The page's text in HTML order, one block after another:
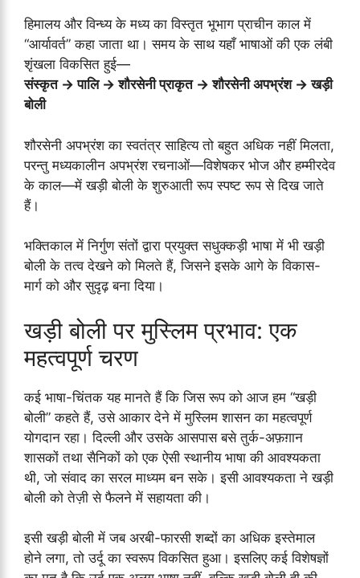
हिमालय और विन्ध्य के मध्य का विस्तृत भूभाग प्राचीन काल में
“आर्यावर्त” कहा जाता था। समय के साथ यहाँ भाषाओं की एक लंबी
शृंखला विकसित हुई—
संस्कृत → पालि → शौरसेनी प्राकृत → शौरसेनी अपभ्रंश → खड़ी
बोली
शौरसेनी अपभ्रंश का स्वतंत्र साहित्य तो बहुत अधिक नहीं मिलता,
परन्तु मध्यकालीन अपभ्रंश रचनाओं—विशेषकर भोज और हम्मीरदेव
के काल—में खड़ी बोली के शुरुआती रूप स्पष्ट रूप से दिख जाते
हैं।
भक्तिकाल में निर्गुण संतों द्वारा प्रयुक्त सधुक्कड़ी भाषा में भी खड़ी
बोली के तत्व देखने को मिलते हैं, जिसने इसके आगे के विकास-
मार्ग को और सुदृढ़ बना दिया।
खड़ी बोली पर मुस्लिम प्रभाव: एक
महत्वपूर्ण चरण
कई भाषा-चिंतक यह मानते हैं कि जिस रूप को आज हम “खड़ी
बोली” कहते हैं, उसे आकार देने में मुस्लिम शासन का महत्वपूर्ण
योगदान रहा। दिल्ली और उसके आसपास बसे तुर्क-अफ़ग़ान
शासकों तथा सैनिकों को एक ऐसी स्थानीय भाषा की आवश्यकता
थी, जो संवाद का सरल माध्यम बन सके। इसी आवश्यकता ने खड़ी
बोली को तेज़ी से फैलने में सहायता की।
इसी खड़ी बोली में जब अरबी-फारसी शब्दों का अधिक इस्तेमाल
होने लगा, तो उर्दू का स्वरूप विकसित हुआ। इसलिए कई विशेषज्ञों